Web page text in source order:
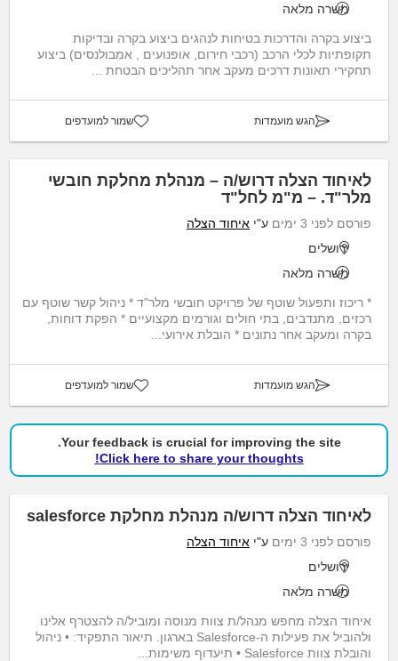
משרה מלאה
ביצוע בקרה והדרכות בטיחות לנהגים ביצוע בקרה ובדיקות
תקופתיות לכלי הרכב (רכבי חירום, אופנועים , אמבולנסים) ביצוע
תחקירי תאונות דרכים מעקב אחר תהליכים הבטחת ...
הגש מועמדות שמור למועדפים
לאיחוד הצלה דרוש/ה – מנהלת מחלקת חובשי
מלר"ד. – מ"מ לחל"ד
פורסם לפני 3 ימים ע"י איחוד הצלה
ירושלים
משרה מלאה
* ריכוז ותפעול שוטף של פרויקט חובשי מלר"ד * ניהול קשר שוטף עם
רכזים, מתנדבים, בתי חולים וגורמים מקצועיים * הפקת דוחות,
בקרה ומעקב אחר נתונים * הובלת אירועי...
הגש מועמדות שמור למועדפים
Your feedback is crucial for improving the site.
Click here to share your thoughts!
לאיחוד הצלה דרוש/ה מנהלת מחלקת salesforce
פורסם לפני 3 ימים ע"י איחוד הצלה
ירושלים
משרה מלאה
איחוד הצלה מחפש מנהל/ת צוות מנוסה ומוביל/ה להצטרף אלינו
ולהוביל את פעילות ה-Salesforce בארגון. תיאור התפקיד: • ניהול
והובלת צוות Salesforce • תיעדוף משימות...